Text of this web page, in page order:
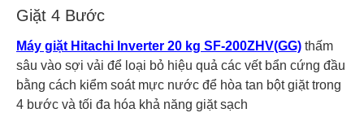
Bảo hành 24 Tháng
Giặt 4 Bước
Máy giặt Hitachi Inverter 20 kg SF-200ZHV(GG) thấm
sâu vào sợi vải để loại bỏ hiệu quả các vết bẩn cứng đầu
bằng cách kiểm soát mực nước để hòa tan bột giặt trong
4 bước và tối đa hóa khả năng giặt sạch